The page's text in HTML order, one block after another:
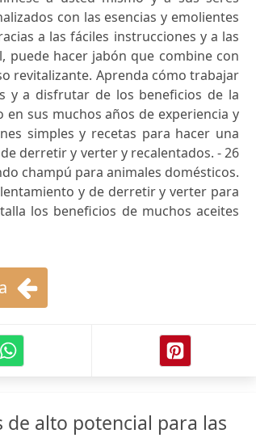
con las esencias y emolientes
a las fáciles instrucciones y a las
puede hacer jabón que combine con
revitalizante. Aprenda cómo trabajar
y a disfrutar de los beneficios de la
en sus muchos años de experiencia y
simples y recetas para hacer una
derretir y verter y recalentados. - 26
champú para animales domésticos.
y de derretir y verter para
los beneficios de muchos aceites
alto potencial para las